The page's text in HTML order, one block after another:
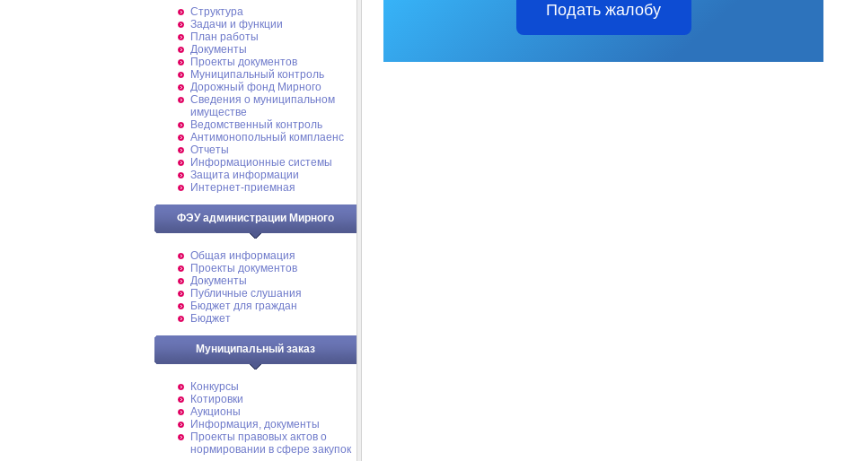
Структура
Задачи и функции
План работы
Документы
Проекты документов
Муниципальный контроль
Дорожный фонд Мирного
Cведения о муниципальном
имуществе
Ведомственный контроль
Антимонопольный комплаенс
Отчеты
Информационные системы
Защита информации
Интернет-приемная
ФЭУ администрации Мирного
Общая информация
Проекты документов
Документы
Публичные слушания
Бюджет для граждан
Бюджет
Муниципальный заказ
Конкурсы
Котировки
Аукционы
Информация, документы
Проекты правовых актов о
нормировании в сфере закупок
Подать жалобу